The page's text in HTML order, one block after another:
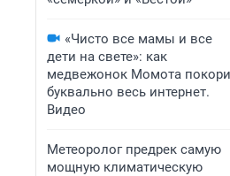
«Чисто все мамы и все
дети на свете»: как
медвежонок Момота
буквально весь интернет.
Видео
Метеоролог предрек самую
мощную климатическую